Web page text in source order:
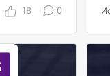
18 0